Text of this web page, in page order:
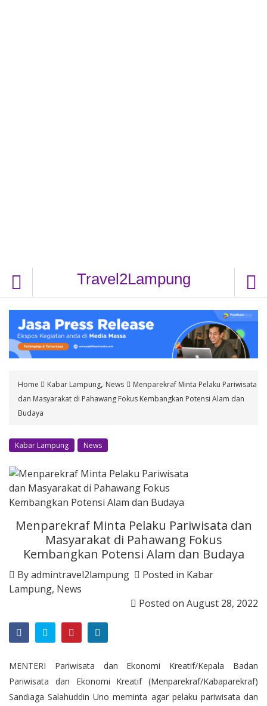
Travel2Lampung
Home Kabar Lampung, News
Menparekraf Minta Pelaku Pariwisata
dan Masyarakat di Pahawang Fokus Kembangkan Potensi Alam dan
Budaya
Kabar Lampung News
Menparekraf Minta Pelaku Pariwisata dan
Masyarakat di Pahawang Fokus
Kembangkan Potensi Alam dan Budaya
Byadmintravel2lampung Posted in Kabar
Lampung, News
Posted on August 28, 2022
MENTERI Pariwisata dan Ekonomi Kreatif/Kepala Badan
Pariwisata dan Ekonomi Kreatif (Menparekraf/Kabaparekraf)
Sandiaga Salahuddin Uno meminta agar pelaku pariwisata dan